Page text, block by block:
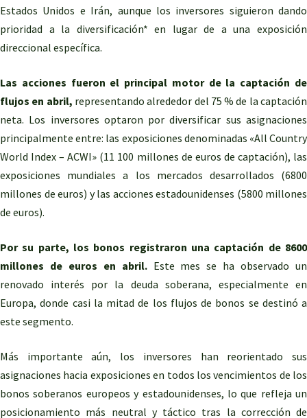
Estados Unidos e Irán, aunque los inversores siguieron dando
prioridad a la diversificación* en lugar de a una exposición
direccional específica.
Las acciones fueron el principal motor de la captación de
flujos en abril, representando alrededor del 75 % de la captación
neta. Los inversores optaron por diversificar sus asignaciones
principalmente entre: las exposiciones denominadas «All Country
World Index – ACWI» (11 100 millones de euros de captación), las
exposiciones mundiales a los mercados desarrollados (6800
millones de euros) y las acciones estadounidenses (5800 millones
de euros).
Por su parte, los bonos registraron una captación de 8600
millones de euros en abril.Este mes se ha observado un
renovado interés por la deuda soberana, especialmente en
Europa, donde casi la mitad de los flujos de bonos se destinó a
este segmento.
Más importante aún, los inversores han reorientado sus
asignaciones hacia exposiciones en todos los vencimientos de los
bonos soberanos europeos y estadounidenses, lo que refleja un
posicionamiento más neutral y táctico tras la corrección de